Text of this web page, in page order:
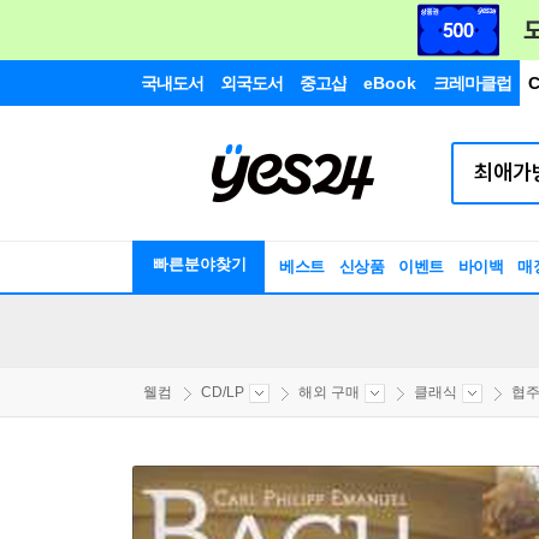
국내도서 외국도서 중고샵 eBook 크레마클럽
빠른분야찾기 베스트 신상품 이벤트 바이백 매
웰컴 CD/LP 해외 구매 클래식 협